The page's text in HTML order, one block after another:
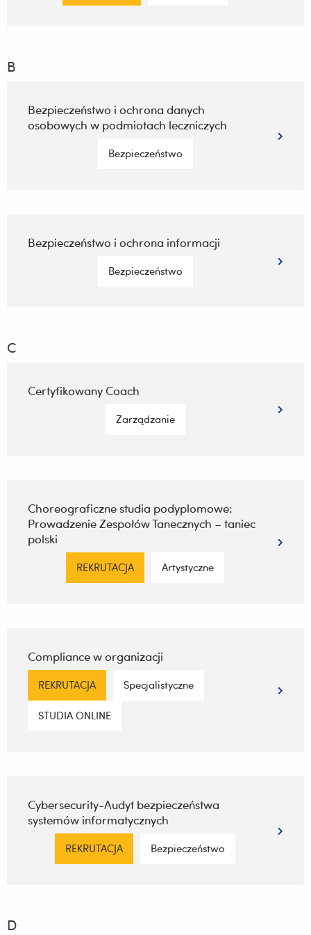
B
Bezpieczeństwo i ochrona danych
osobowych w podmiotach leczniczych
Bezpieczeństwo
Bezpieczeństwo i ochrona informacji
Bezpieczeństwo
C
Certyfikowany Coach
Zarządzanie
Choreograficzne studia podyplomowe:
Prowadzenie Zespołów Tanecznych – taniec
polski
REKRUTACJA Artystyczne
Compliance w organizacji
REKRUTACJA Specjalistyczne
STUDIA ONLINE
Cybersecurity-Audyt bezpieczeństwa
systemów informatycznych
REKRUTACJA Bezpieczeństwo
D